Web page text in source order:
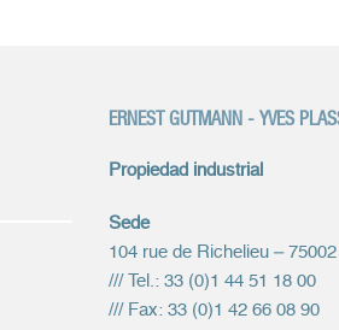
ERNEST GUTMANN - YVES
Propiedad industrial
Sede
104 rue de Richelieu –
/// Tel.: 33 (0)1 44 51 18 00
/// Fax: 33 (0)1 42 66 08 90